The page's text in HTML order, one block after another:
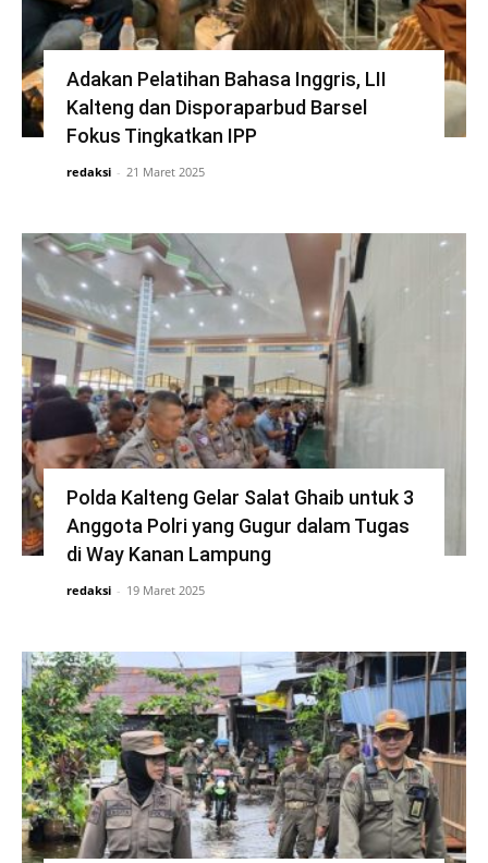
Adakan Pelatihan Bahasa Inggris, LII
Kalteng dan Disporaparbud Barsel
Fokus Tingkatkan IPP
redaksi - 21 Maret 2025
Polda Kalteng Gelar Salat Ghaib untuk 3
Anggota Polri yang Gugur dalam Tugas
di Way Kanan Lampung
redaksi - 19 Maret 2025